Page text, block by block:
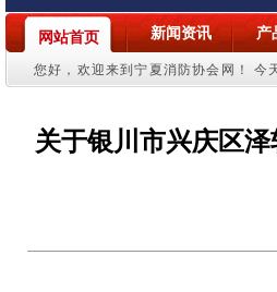
网站首页 新闻资讯 产
您好，欢迎来到宁夏消防协会网！今
关于银川市兴庆区